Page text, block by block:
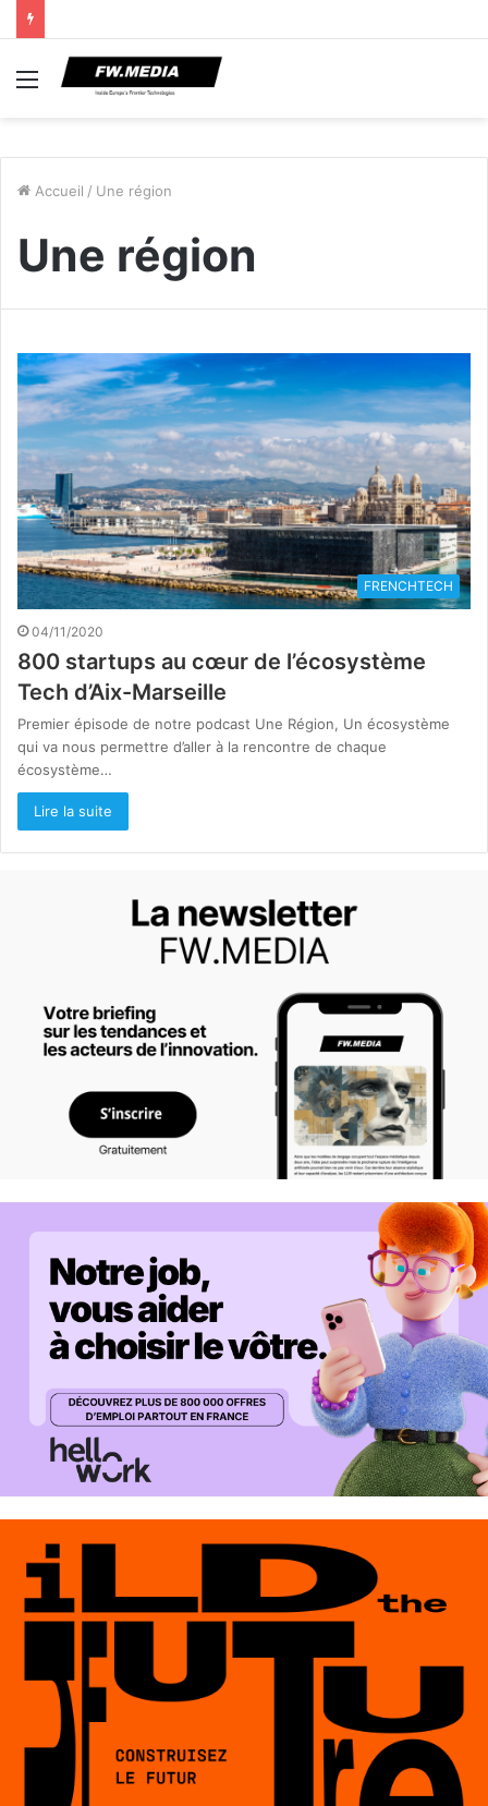
Menu
Accueil / Une région
Une région
FRENCHTECH
04/11/2020
800 startups au cœur de l’écosystème
Tech d’Aix-Marseille
Premier épisode de notre podcast Une Région, Un écosystème
qui va nous permettre d’aller à la rencontre de chaque
écosystème…
Lire la suite